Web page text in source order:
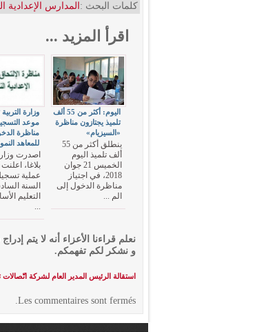
كلمات البحث : المدارس الإعدادية
اقرأ المزيد ...
وزارة
موعد
مناظرة
للمعاهد
اصدرت
بلاغا،
عملية
السنة
التعليم
...
اليوم: أكثر من 55 ألف
تلميذ يجتازون مناظرة
«السيزيام»
ينطلق أكثر من 55
ألف تلميذ اليوم
الخميس 21 جوان
2018، في اجتياز
مناظرة الدخول إلى
الم ...
نعلم قراءنا الأعزاء أنه لا يتم
و نشكر لكم تفهمكم.
استقالة الرئيس المدير العام لشركة
Les commentaires sont fermés.